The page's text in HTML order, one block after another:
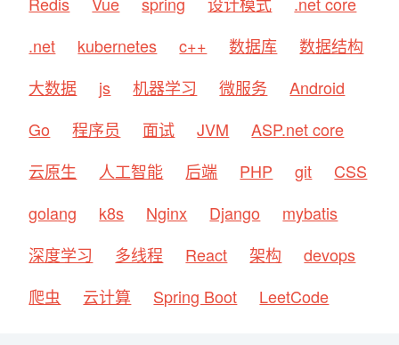
.net
kubernetes c++ 数据库
数据结构
大数据
js 机器学习 微服务
Android
Go
程序员 面试 JVM
ASP.net core
云原生
人工智能 后端 PHP git
CSS
golang
k8s Nginx Django
mybatis
深度学习
多线程 React 架构
devops
爬虫
云计算 Spring Boot LeetCode